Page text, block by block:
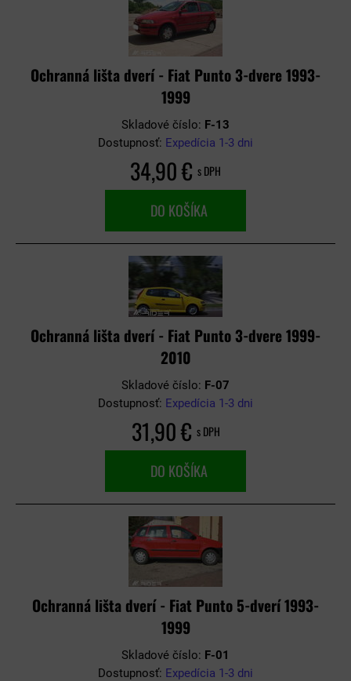
Ochranná lišta dverí - Fiat Punto 3-dvere 1993-
1999
Skladové číslo: F-13
Dostupnosť: Expedícia 1-3 dni
34,90 € s DPH
DO KOŠÍKA
Ochranná lišta dverí - Fiat Punto 3-dvere 1999-
2010
Skladové číslo: F-07
Dostupnosť: Expedícia 1-3 dni
31,90 € s DPH
DO KOŠÍKA
Ochranná lišta dverí - Fiat Punto 5-dverí 1993-
1999
Skladové číslo: F-01
Dostupnosť: Expedícia 1-3 dni